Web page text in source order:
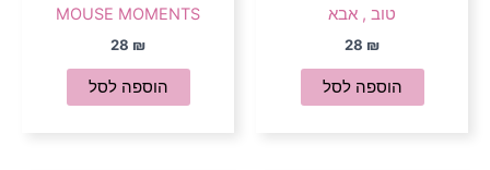
טוב , אבא
28 ₪
הוספה לסל
MOUSE MOMENTS
28 ₪
הוספה לסל